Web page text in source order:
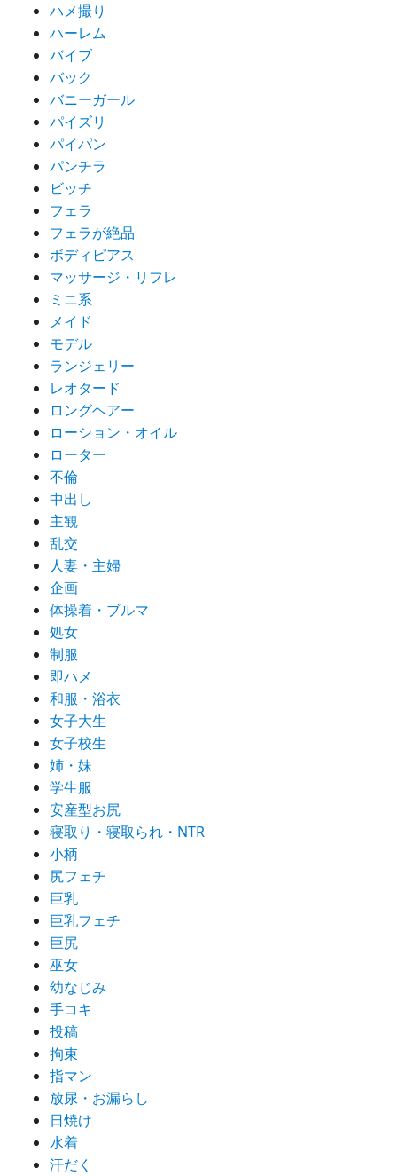
ハメ撮り
ハーレム
バイブ
バック
バニーガール
パイズリ
パイパン
パンチラ
ビッチ
フェラ
フェラが絶品
ボディピアス
マッサージ・リフレ
ミニ系
メイド
モデル
ランジェリー
レオタード
ロングヘアー
ローション・オイル
ローター
不倫
中出し
主観
乱交
人妻・主婦
企画
体操着・ブルマ
処女
制服
即ハメ
和服・浴衣
女子大生
女子校生
姉・妹
学生服
安産型お尻
寝取り・寝取られ・NTR
小柄
尻フェチ
巨乳
巨乳フェチ
巨尻
巫女
幼なじみ
手コキ
投稿
拘束
指マン
放尿・お漏らし
日焼け
水着
汗だく